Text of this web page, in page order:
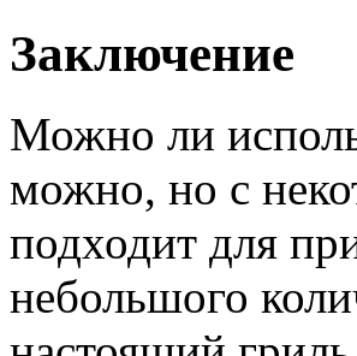
Заключение
Можно ли
можно, но с
подходит для
небольшого